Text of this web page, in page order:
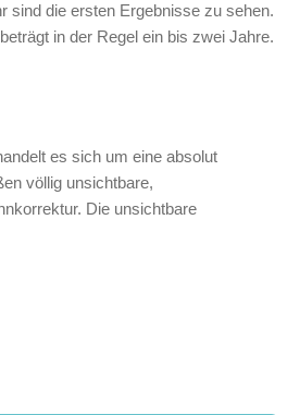
sind die ersten Ergebnisse zu sehen.
in der Regel ein bis zwei Jahre.
es sich um eine absolut
völlig unsichtbare,
Die unsichtbare